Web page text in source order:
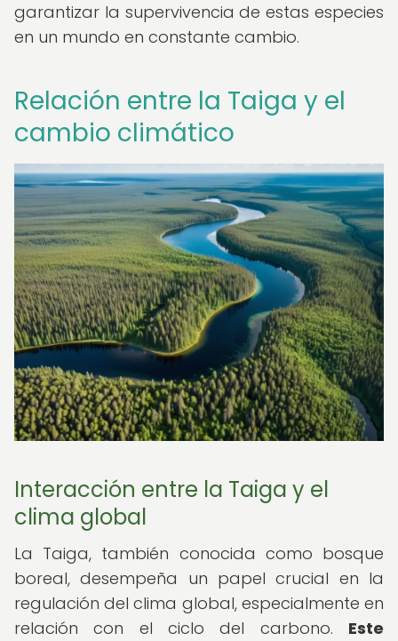
garantizar la supervivencia de estas especies
en un mundo en constante cambio.
Relación entre la Taiga y el
cambio climático
Interacción entre la Taiga y el
clima global
La Taiga, también conocida como bosque
boreal, desempeña un papel crucial en la
regulación del clima global, especialmente en
relación con el ciclo del carbono. Este